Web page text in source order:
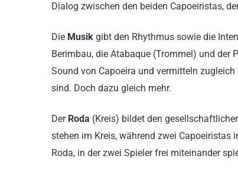
Dialog zwischen den beiden Capoeiristas,
Die Musik gibt den Rhythmus sowie die
Berimbau, die Atabaque (Trommel) und der
Sound von Capoeira und vermitteln
sind. Doch dazu gleich mehr.
Der Roda (Kreis) bildet den
stehen im Kreis, während zwei Capoeiristas
Roda, in der zwei Spieler frei miteinander